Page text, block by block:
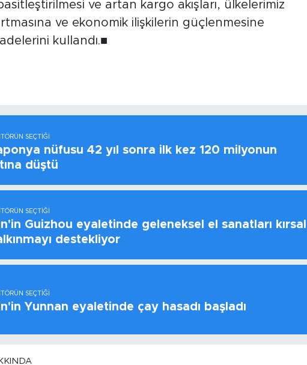
ve artan kargo akışları, ülkelerimiz
ve ekonomik ilişkilerin güçlenmesine
kullandı.■
SEÇTIĞI
nüfusu 42 yıl sonra ilk kez 120 milyonun
düştü
SEÇTIĞI
Guizhou eyaletinde geleneksel el sanatları kırsal
destekliyor
SEÇTIĞI
Yunnan eyaletinde çay hasadı başladı